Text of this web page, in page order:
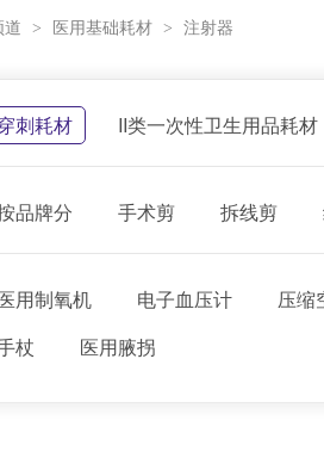
道 > 医用基础耗材 > 注射器
刺耗材 II类一次性卫生用品耗材
品牌分 手术剪 拆线剪
用制氧机 电子血压计 压缩
杖
医用腋拐